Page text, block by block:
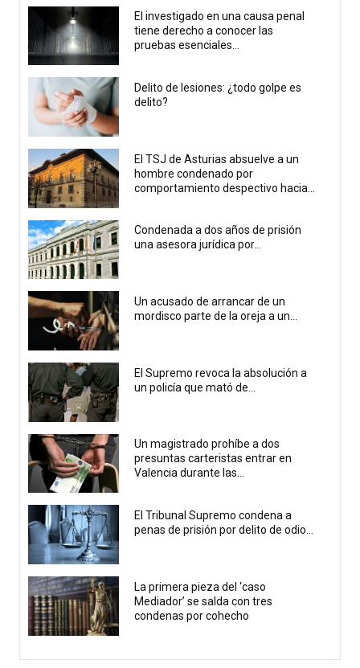
El investigado en una causa penal
tiene derecho a conocer las
pruebas esenciales...
Delito de lesiones: ¿todo golpe es
delito?
El TSJ de Asturias absuelve a un
hombre condenado por
comportamiento despectivo hacia...
Condenada a dos años de prisión
una asesora jurídica por...
Un acusado de arrancar de un
mordisco parte de la oreja a un...
El Supremo revoca la absolución a
un policía que mató de...
Un magistrado prohíbe a dos
presuntas carteristas entrar en
Valencia durante las...
El Tribunal Supremo condena a
penas de prisión por delito de odio...
La primera pieza del ‘caso
Mediador’ se salda con tres
condenas por cohecho